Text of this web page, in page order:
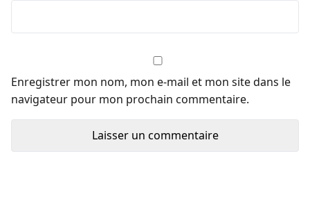
Enregistrer mon nom, mon e-mail et mon site dans le
navigateur pour mon prochain commentaire.